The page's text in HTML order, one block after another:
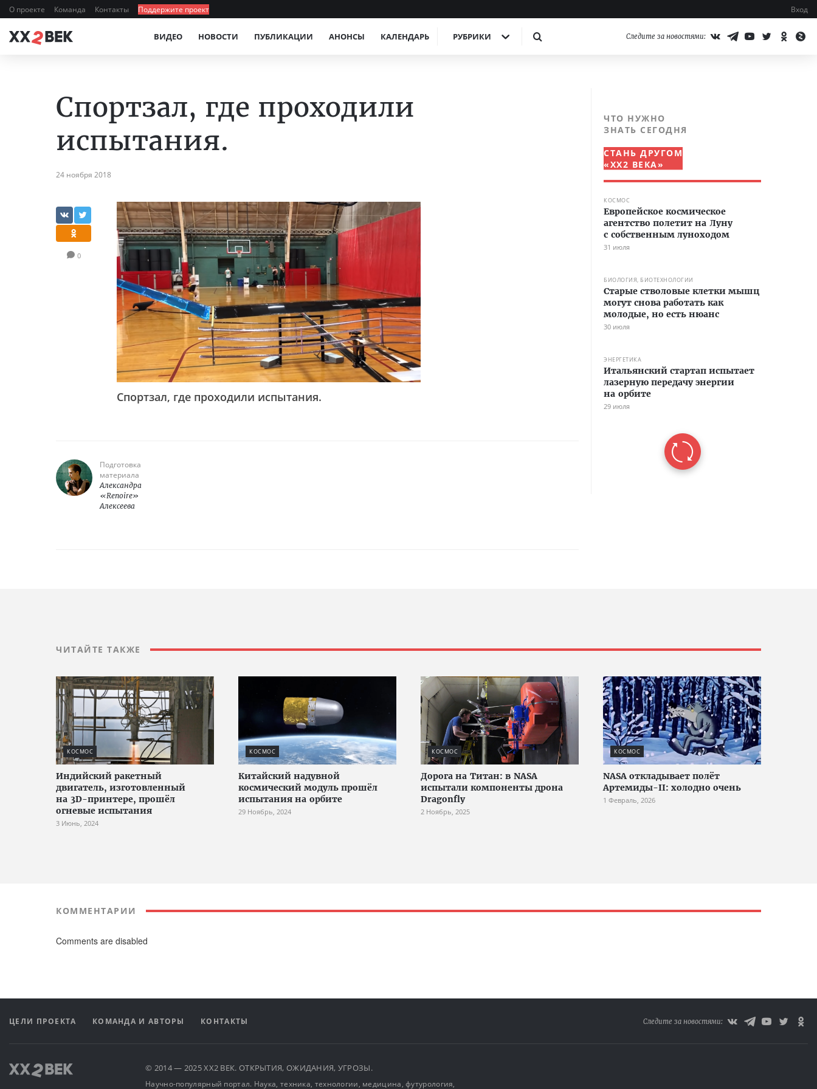
О проекте Команда Контакты Поддержите проект Вход
ВИДЕО НОВОСТИ ПУБЛИКАЦИИ АНОНСЫ КАЛЕНДАРЬ РУБРИКИ Следите за новостями:
Спортзал, где проходили
испытания.
24 ноября 2018
0
Спортзал, где проходили испытания.
Подготовка
материала
Александра
«Renoire»
Алексеева
ЧТО НУЖНО
ЗНАТЬ СЕГОДНЯ
СТАНЬ ДРУГОМ
«XX2 ВЕКА»
КОСМОС
Европейское космическое
агентство полетит на Луну
с собственным луноходом
31 июля
БИОЛОГИЯ, БИОТЕХНОЛОГИИ
Старые стволовые клетки мышц
могут снова работать как
молодые, но есть нюанс
30 июля
ЭНЕРГЕТИКА
Итальянский стартап испытает
лазерную передачу энергии
на орбите
29 июля
ЧИТАЙТЕ ТАКЖЕ
КОСМОС
Индийский ракетный
двигатель, изготовленный
на 3D-принтере, прошёл
огневые испытания
3 Июнь, 2024
КОСМОС
Китайский надувной
космический модуль прошёл
испытания на орбите
29 Ноябрь, 2024
КОСМОС
Дорога на Титан: в NASA
испытали компоненты дрона
Dragonfly
2 Ноябрь, 2025
КОСМОС
NASA откладывает полёт
Артемиды-II: холодно очень
1 Февраль, 2026
КОММЕНТАРИИ
Comments are disabled
ЦЕЛИ ПРОЕКТА КОМАНДА И АВТОРЫ КОНТАКТЫ Следите за новостями:
© 2014 — 2025 XX2 ВЕК. ОТКРЫТИЯ, ОЖИДАНИЯ, УГРОЗЫ.
Научно-популярный портал. Наука, техника, технологии, медицина, футурология,